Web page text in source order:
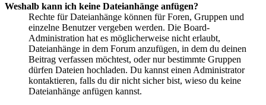
Weshalb kann ich keine Dateianhänge anfügen?
Rechte für Dateianhänge können für Foren, Gruppen und
einzelne Benutzer vergeben werden. Die Board-
Administration hat es möglicherweise nicht erlaubt,
Dateianhänge in dem Forum anzufügen, in dem du deinen
Beitrag verfassen möchtest, oder nur bestimmte Gruppen
dürfen Dateien hochladen. Du kannst einen Administrator
kontaktieren, falls du dir nicht sicher bist, wieso du keine
Dateianhänge anfügen kannst.